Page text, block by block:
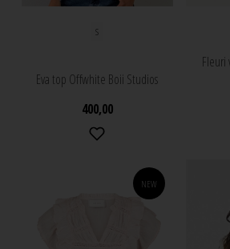
S
Eva top Offwhite Boii Studios
400,00
Fleuri
NEW